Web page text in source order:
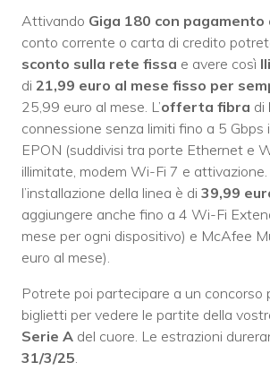
Attivando Giga 180 con
conto corrente o carta di credito
sconto sulla rete fissa e avere così
di 21,99 euro al mese fisso per
25,99 euro al mese. L’offerta fibra di
connessione senza limiti fino a 5 Gbps
EPON (suddivisi tra porte Ethernet e
illimitate, modem Wi-Fi 7 e
l’installazione della linea è di 39,99
aggiungere anche fino a 4 Wi-Fi
mese per ogni dispositivo) e McAfee
euro al mese).
Potrete poi partecipare a un concorso
biglietti per vedere le partite della
Serie A del cuore. Le estrazioni
31/3/25.